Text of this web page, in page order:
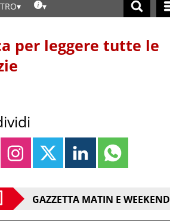
per leggere tutte le
GAZZETTA MATIN E WEEKEND